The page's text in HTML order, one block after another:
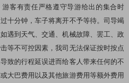
游客有责任严格遵守导游给出的集合时
十分钟，车子将离开不予等待。司导竭
遇到天气、交通、机械故障、罢工、政
等不可控因素，我司无法保证按时按点
致的行程延误进而给客人带来任何的不
大巴费用以及其他旅游费用等额外费用